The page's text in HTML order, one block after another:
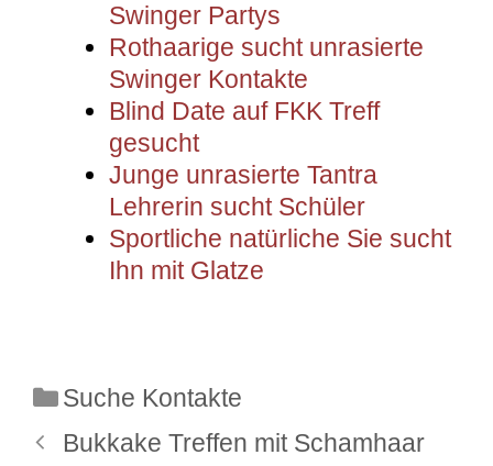
Swinger Partys
Rothaarige sucht unrasierte
Swinger Kontakte
Blind Date auf FKK Treff
gesucht
Junge unrasierte Tantra
Lehrerin sucht Schüler
Sportliche natürliche Sie sucht
Ihn mit Glatze
Kategorien
Suche Kontakte
Bukkake Treffen mit Schamhaar